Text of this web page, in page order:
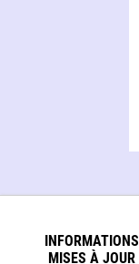
INFORMATIONS
MISES À JOUR